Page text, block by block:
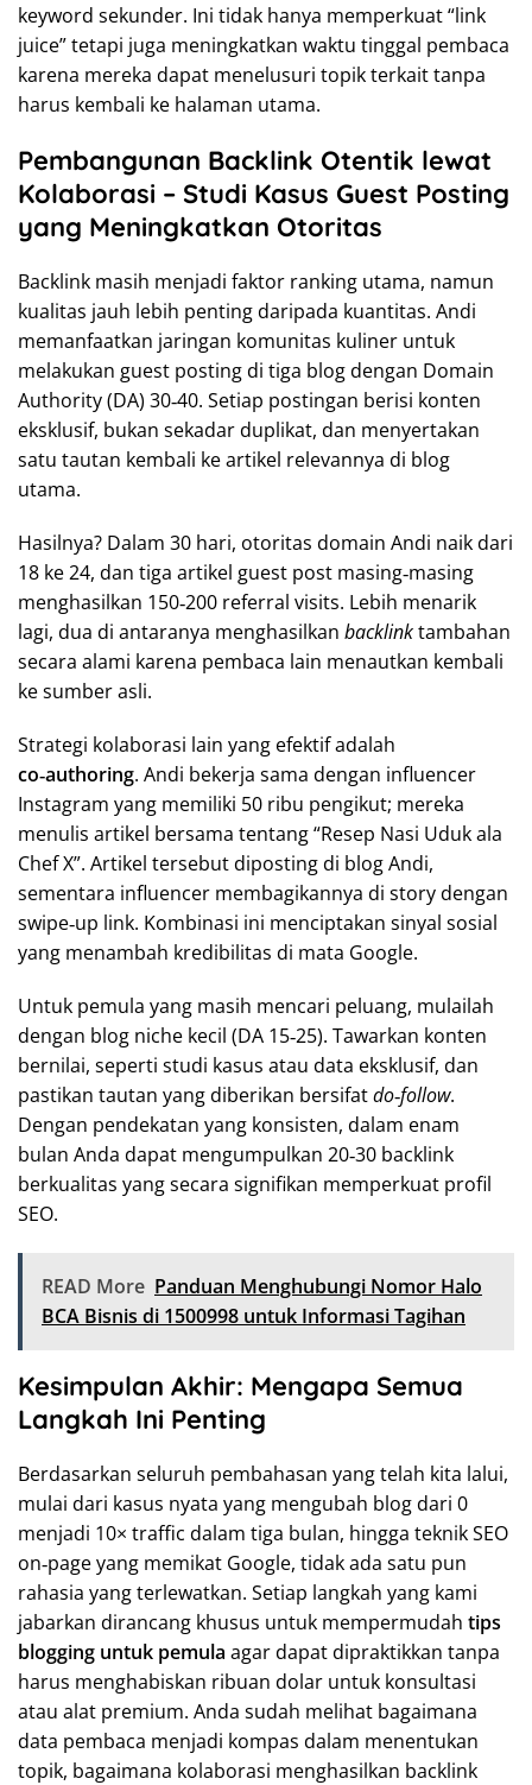
keyword sekunder. Ini tidak hanya memperkuat “link
juice” tetapi juga meningkatkan waktu tinggal pembaca
karena mereka dapat menelusuri topik terkait tanpa
harus kembali ke halaman utama.
Pembangunan Backlink Otentik lewat
Kolaborasi – Studi Kasus Guest Posting
yang Meningkatkan Otoritas
Backlink masih menjadi faktor ranking utama, namun
kualitas jauh lebih penting daripada kuantitas. Andi
memanfaatkan jaringan komunitas kuliner untuk
melakukan guest posting di tiga blog dengan Domain
Authority (DA) 30‑40. Setiap postingan berisi konten
eksklusif, bukan sekadar duplikat, dan menyertakan
satu tautan kembali ke artikel relevannya di blog
utama.
Hasilnya? Dalam 30 hari, otoritas domain Andi naik dari
18 ke 24, dan tiga artikel guest post masing‑masing
menghasilkan 150‑200 referral visits. Lebih menarik
lagi, dua di antaranya menghasilkan backlinktambahan
secara alami karena pembaca lain menautkan kembali
ke sumber asli.
Strategi kolaborasi lain yang efektif adalah
co‑authoring. Andi bekerja sama dengan influencer
Instagram yang memiliki 50 ribu pengikut; mereka
menulis artikel bersama tentang “Resep Nasi Uduk ala
Chef X”. Artikel tersebut diposting di blog Andi,
sementara influencer membagikannya di story dengan
swipe‑up link. Kombinasi ini menciptakan sinyal sosial
yang menambah kredibilitas di mata Google.
Untuk pemula yang masih mencari peluang, mulailah
dengan blog niche kecil (DA 15‑25). Tawarkan konten
bernilai, seperti studi kasus atau data eksklusif, dan
pastikan tautan yang diberikan bersifatdo‑follow.
Dengan pendekatan yang konsisten, dalam enam
bulan Anda dapat mengumpulkan 20‑30 backlink
berkualitas yang secara signifikan memperkuat profil
SEO.
READ More Panduan Menghubungi Nomor Halo
BCA Bisnis di 1500998 untuk Informasi Tagihan
Kesimpulan Akhir: Mengapa Semua
Langkah Ini Penting
Berdasarkan seluruh pembahasan yang telah kita lalui,
mulai dari kasus nyata yang mengubah blog dari 0
menjadi 10× traffic dalam tiga bulan, hingga teknik SEO
on‑page yang memikat Google, tidak ada satu pun
rahasia yang terlewatkan. Setiap langkah yang kami
jabarkan dirancang khusus untuk mempermudah tips
blogging untuk pemula agar dapat dipraktikkan tanpa
harus menghabiskan ribuan dolar untuk konsultasi
atau alat premium. Anda sudah melihat bagaimana
data pembaca menjadi kompas dalam menentukan
topik, bagaimana kolaborasi menghasilkan backlink